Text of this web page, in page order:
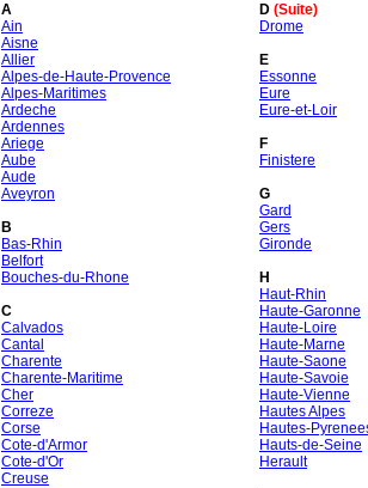
A
Ain
Aisne
Allier
Alpes-de-Haute-Provence
Alpes-Maritimes
Ardeche
Ardennes
Ariege
Aube
Aude
Aveyron
B
Bas-Rhin
Belfort
Bouches-du-Rhone
C
Calvados
Cantal
Charente
Charente-Maritime
Cher
Correze
Corse
Cote-d'Armor
Cote-d'Or
Creuse
D (Suite)
Drome
E
Essonne
Eure
Eure-et-Loir
F
Finistere
G
Gard
Gers
Gironde
H
Haut-Rhin
Haute-Garonne
Haute-Loire
Haute-Marne
Haute-Saone
Haute-Savoie
Haute-Vienne
Hautes Alpes
Hautes-
Hauts-de-Seine
Herault